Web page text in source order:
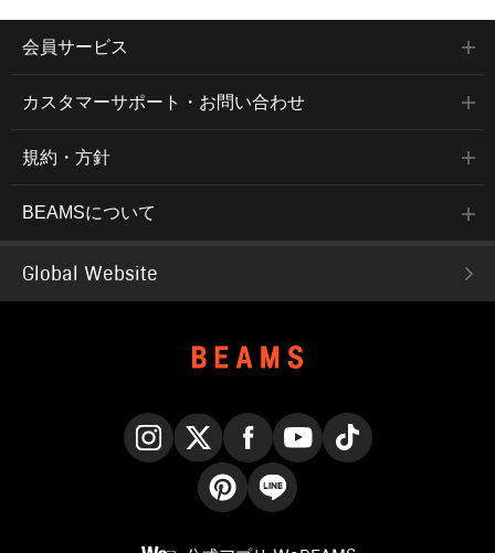
会員サービス
カスタマーサポート・お問い合わせ
規約・方針
BEAMSについて
Global Website